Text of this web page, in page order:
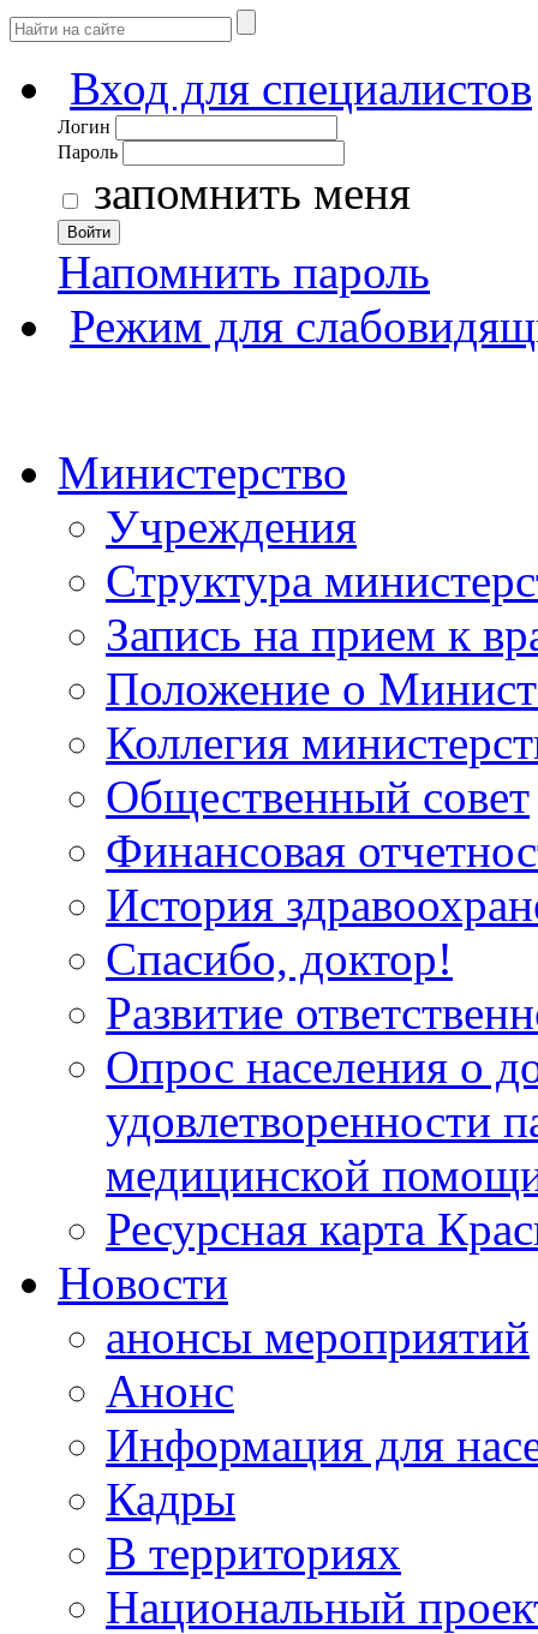
Вход для специалистов
Логин
Пароль
запомнить меня
Войти
Напомнить пароль
Режим для
Министерство
Учреждения
Структура
Запись на прием к
Положение о
Коллегия
Общественный совет
Финансовая
История
Спасибо, доктор!
Развитие
Опрос населения о
удовлетворенности
медицинской
Ресурсная карта
Новости
анонсы мероприятий
Анонс
Информация для
Кадры
В территориях
Национальный